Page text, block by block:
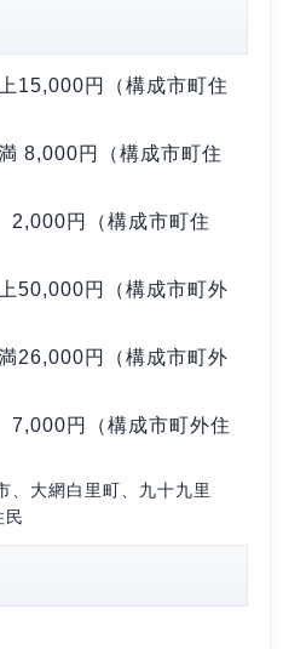
15,000円（構成市町住
8,000円（構成市町住
2,000円（構成市町住
50,000円（構成市町外
26,000円（構成市町外
7,000円（構成市町外住
、大網白里町、九十九里
民